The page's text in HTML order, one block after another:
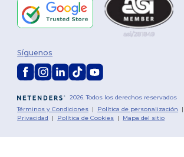
2026. Todos los derechos reservados
Términos y Condiciones | Política de personalización |
Privacidad | Política de Cookies | Mapa del sitio
Síguenos